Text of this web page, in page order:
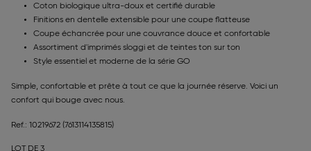
Coton biologique ultra-doux et certifié durable
Finitions en dentelle extensible pour une coupe flatteuse
Coupe échancrée pour une couvrance douce et confortable
Assortiment d'imprimés sloggi et de teintes ton sur ton
Style essentiel et moderne de la série GO
Simple, confortable et prête à tout ce que la journée réserve. Voici un
confort qui bouge avec nous.
Ref.: 10219672 (7613114135815)
LOT DE 3